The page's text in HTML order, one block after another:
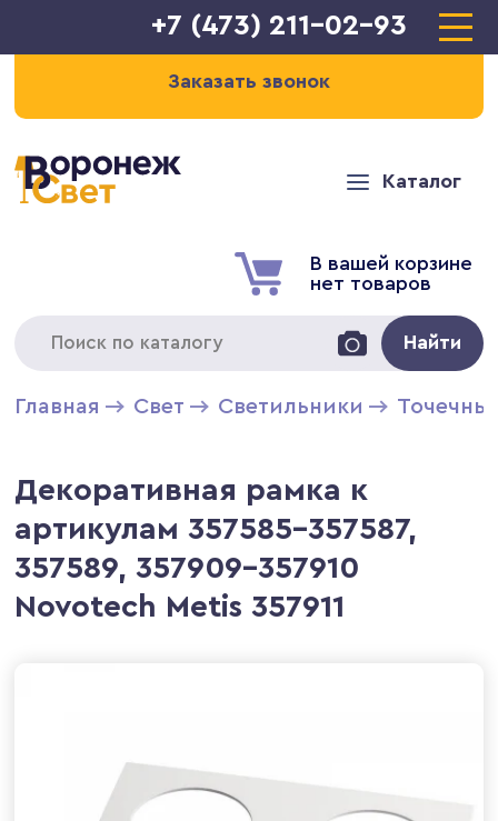
+7 (473) 211-02-93
Заказать звонок
Каталог
В вашей корзине
нет товаров
Найти
Главная Свет Светильники
Декоративная рамка к
артикулам 357585-357587,
357589, 357909-357910
Novotech Metis 357911